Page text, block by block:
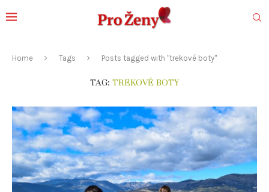
Home Tags Posts tagged with "trekové boty"
TAG: TREKOVÉ BOTY